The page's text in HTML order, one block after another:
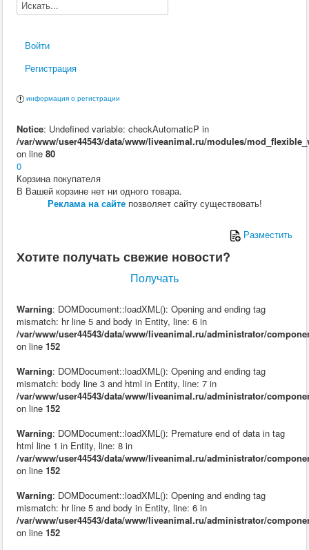
Войти
Регистрация
информация о регистрации
Notice: Undefined variable: checkAutomaticP in
/var/www/user44543/data/www/liveanimal.ru/modules/
on line 80
0
Корзина покупателя
В Вашей корзине нет ни одного товара.
Реклама на сайтепозволяет сайту существовать!
Разместить
Хотите получать свежие новости?
Получать
Warning: DOMDocument::loadXML(): Opening and ending tag
mismatch: hr line 5 and body in Entity, line: 6 in
/var/www/user44543/data/www/liveanimal.ru/administrator/
on line 152
Warning: DOMDocument::loadXML(): Opening and ending tag
mismatch: body line 3 and html in Entity, line: 7 in
/var/www/user44543/data/www/liveanimal.ru/administrator/
on line 152
Warning: DOMDocument::loadXML(): Premature end of data in tag
html line 1 in Entity, line: 8 in
/var/www/user44543/data/www/liveanimal.ru/administrator/
on line 152
Warning: DOMDocument::loadXML(): Opening and ending tag
mismatch: hr line 5 and body in Entity, line: 6 in
/var/www/user44543/data/www/liveanimal.ru/administrator/
on line 152